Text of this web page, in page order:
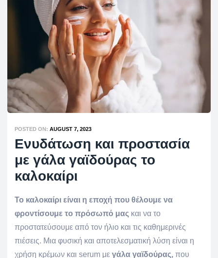
POSTED ON: AUGUST 7, 2023
Ενυδάτωση και προστασία
με γάλα γαϊδούρας το
καλοκαίρι
Το καλοκαίρι είναι η εποχή που θέλουμε να
φροντίσουμε το πρόσωπό μας και να το
προστατεύσουμε από τον ήλιο και τις καθημερινές
πιέσεις. Μια φυσική και αποτελεσματική λύση είναι η
χρήση κρέμων και serum με γάλα γαϊδούρας, που